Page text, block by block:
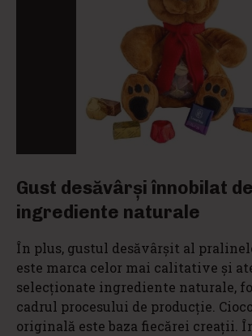
Gust desăvârși înnobilat de
ingrediente naturale
În plus, gustul desăvârșit al
este marca celor mai calitative și
selecționate ingrediente naturale,
cadrul procesului de producție.
originală este baza fiecărei creații.